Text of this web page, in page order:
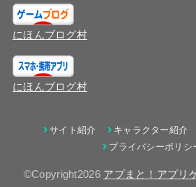
にほんブログ村
にほんブログ村
サイト紹介 キャラクター紹介
プライバシーポリシ
©Copyright2026 アプまと！アプリ